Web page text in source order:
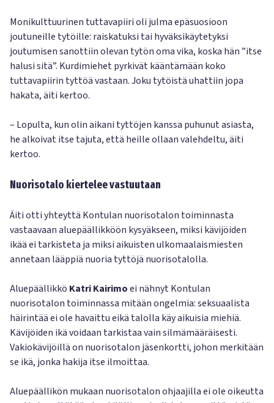
Monikulttuurinen tuttavapiiri oli julma epäsuosioon
joutuneille tytöille: raiskatuksi tai hyväksikäytetyksi
joutumisen sanottiin olevan tytön oma vika, koska hän ”itse
halusi sitä”. Kurdimiehet pyrkivät kääntämään koko
tuttavapiirin tyttöä vastaan. Joku tytöistä uhattiin jopa
hakata, äiti kertoo.
– Lopulta, kun olin aikani tyttöjen kanssa puhunut asiasta,
he alkoivat itse tajuta, että heille ollaan valehdeltu, äiti
kertoo.
Nuorisotalo kiertelee vastuutaan
Äiti otti yhteyttä Kontulan nuorisotalon toiminnasta
vastaavaan aluepäällikköön kysyäkseen, miksi kävijöiden
ikää ei tarkisteta ja miksi aikuisten ulkomaalaismiesten
annetaan lääppiä nuoria tyttöjä nuorisotalolla.
Aluepäällikkö Katri Kairimoei nähnyt Kontulan
nuorisotalon toiminnassa mitään ongelmia: seksuaalista
häirintää ei ole havaittu eikä talolla käy aikuisia miehiä.
Kävijöiden ikä voidaan tarkistaa vain silmämääräisesti.
Vakiokävijöillä on nuorisotalon jäsenkortti, johon merkitään
se ikä, jonka hakija itse ilmoittaa.
Aluepäällikön mukaan nuorisotalon ohjaajilla ei ole oikeutta